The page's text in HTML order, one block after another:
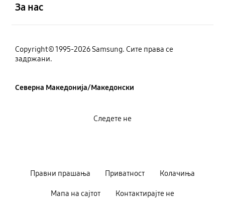
За нас
Copyright© 1995-2026 Samsung. Сите права се
задржани.
Северна Македонија/Македонски
Правни прашања Приватност Колачиња
Мапа на сајтот Контактирајте не
Следете не